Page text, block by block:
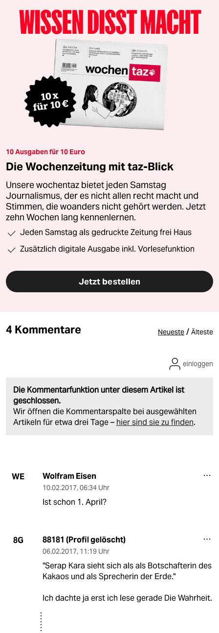
10 Ausgaben für 10 Euro
Die Wochenzeitung mit taz-Blick
Unsere wochentaz bietet jeden Samstag
Journalismus, der es nicht allen recht macht und
Stimmen, die woanders nicht gehört werden. Jetzt
zehn Wochen lang kennenlernen.
Jeden Samstag als gedruckte Zeitung frei Haus
Zusätzlich digitale Ausgabe inkl. Vorlesefunktion
Jetzt bestellen
4 Kommentare Neueste / Älteste
Die Kommentarfunktion unter diesem Artikel ist
geschlossen.
Wir öffnen die Kommentarspalte bei ausgewählten
Artikeln für etwa drei Tage – hier sind sie zu finden.
einloggen
WE Wolfram Eisen
10.02.2017, 06:34 Uhr
Ist schon 1. April?
8G 88181 (Profil gelöscht)
06.02.2017, 11:19 Uhr
"Serap Kara sieht sich als als Botschafterin des
Kakaos und als Sprecherin der Erde."
Ich dachte ja erst ich lese gerade Die Wahrheit.